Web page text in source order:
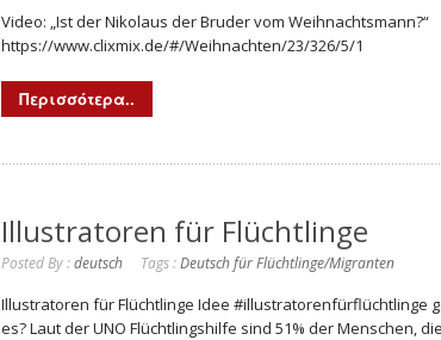
Video: „Ist der Nikolaus der Bruder vom Weihnachtsmann?“
https://www.clixmix.de/#/Weihnachten/23/326/5/1
Περισσότερα..
Illustratoren für Flüchtlinge
Posted By :deutsch Tags :Deutsch für Flüchtlinge/Migranten
Illustratoren für Flüchtlinge Idee ‪#‎illustratorenfürflüchtlinge‬
es? Laut der UNO Flüchtlingshilfe sind 51% der Menschen,